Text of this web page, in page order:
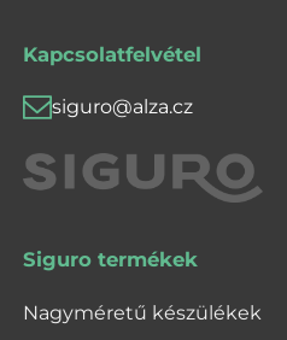
Kapcsolatfelvétel
siguro@alza.cz
Siguro termékek
Nagyméretű készülékek